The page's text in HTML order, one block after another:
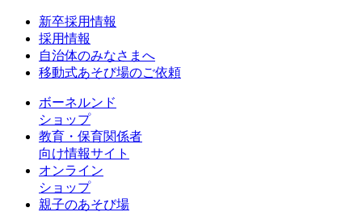
新卒採用情報
採用情報
自治体のみなさまへ
移動式あそび場のご依頼
ボーネルンド
ショップ
教育・保育関係者
向け情報サイト
オンライン
ショップ
親子のあそび場